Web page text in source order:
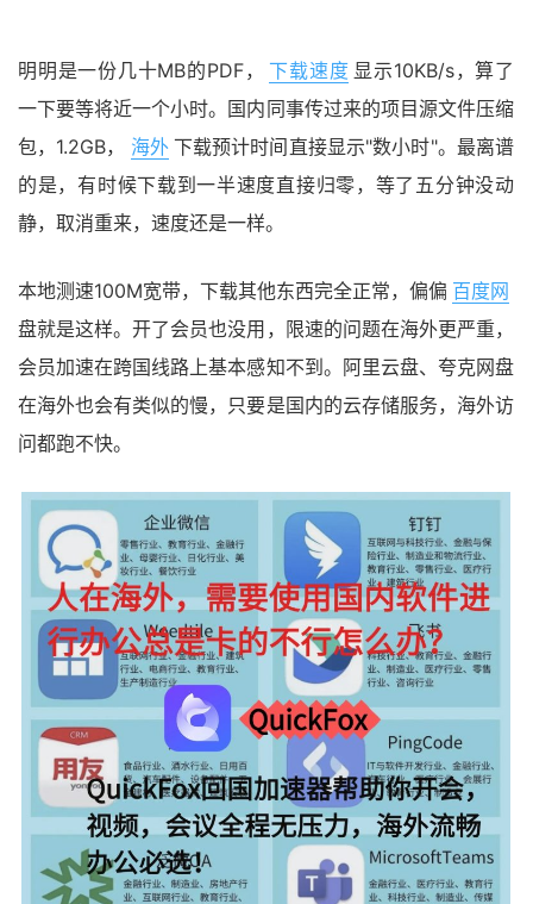
明明是一份几十MB的PDF， 下载速度 显示10KB/s，算了
一下要等将近一个小时。国内同事传过来的项目源文件压缩
包，1.2GB，
海外 下载预计时间直接显示"数小时"。最离谱
的是，有时候下载到一半速度直接归零，等了五分钟没动
静，取消重来，速度还是一样。
本地测速100M宽带，下载其他东西完全正常，偏偏 百度网
盘就是这样。开了会员也没用，限速的问题在海外更严重，
会员加速在跨国线路上基本感知不到。阿里云盘、夸克网盘
在海外也会有类似的慢，只要是国内的云存储服务，海外访
问都跑不快。